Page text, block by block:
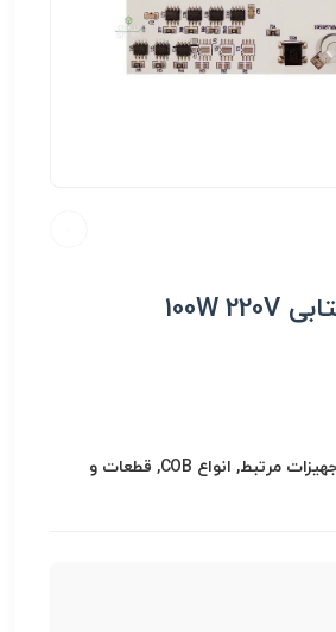
LED COB مهتابی 100W 220V
LED و تجهیزات مرتبط, انواع COB, قطعات و